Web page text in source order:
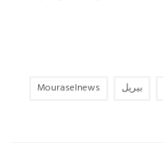
بيريل Mouraselnews